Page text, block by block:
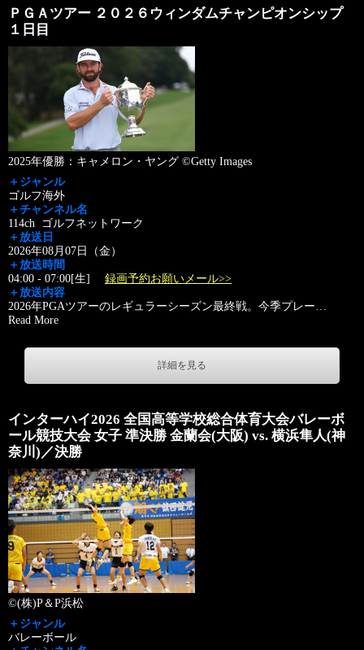
ＰＧＡツアー ２０２６ウィンダムチャンピオンシップ
１日目
2025年優勝：キャメロン・ヤング ©Getty Images
＋ジャンル
ゴルフ海外
＋チャンネル名
114ch ゴルフネットワーク
＋放送日
2026年08月07日（金）
＋放送時間
04:00 - 07:00[生] 録画予約お願いメール>>
＋放送内容
2026年PGAツアーのレギュラーシーズン最終戦。今季プレー…
Read More
詳細を見る
インターハイ2026 全国高等学校総合体育大会バレーボ
ール競技大会 女子 準決勝 金蘭会(大阪) vs. 横浜隼人(神
奈川)／決勝
©(株)P＆P浜松
＋ジャンル
バレーボール